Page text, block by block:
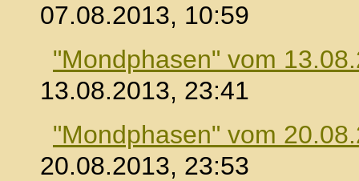
07.08.2013, 10:59
"Mondphasen" vom
13.08.2013, 23:41
"Mondphasen" vom
20.08.2013, 23:53